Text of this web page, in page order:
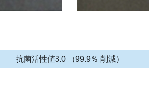
抗菌活性値3.0 （99.9％ 削減）